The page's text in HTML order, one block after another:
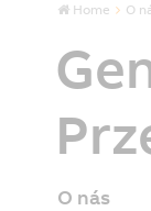
Home O
O nás